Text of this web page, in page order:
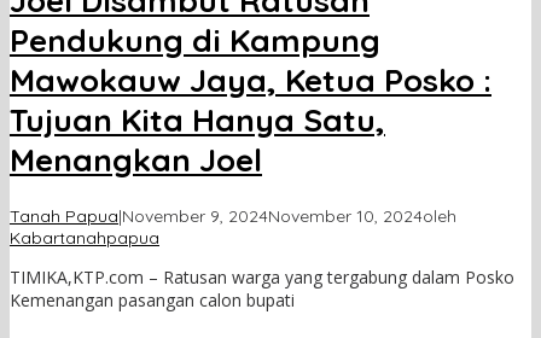
Pendukung di Kampung
Mawokauw Jaya, Ketua Posko :
Tujuan Kita Hanya Satu,
Menangkan Joel
Tanah Papua|November 9, 2024November 10, 2024oleh
Kabartanahpapua
TIMIKA,KTP.com – Ratusan warga yang tergabung dalam Posko
Kemenangan pasangan calon bupati